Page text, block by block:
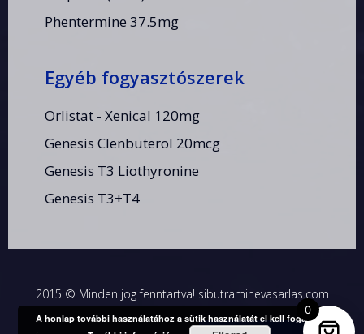
Phentermine 37.5mg
Egyéb fogyasztószerek
Orlistat - Xenical 120mg
Genesis Clenbuterol 20mcg
Genesis T3 Liothyronine
Genesis T3+T4
2015 © Minden jog fenntartva! sibutraminevasarlas.com
0
A honlap további használatához a sütik használatát el kell fogadni.